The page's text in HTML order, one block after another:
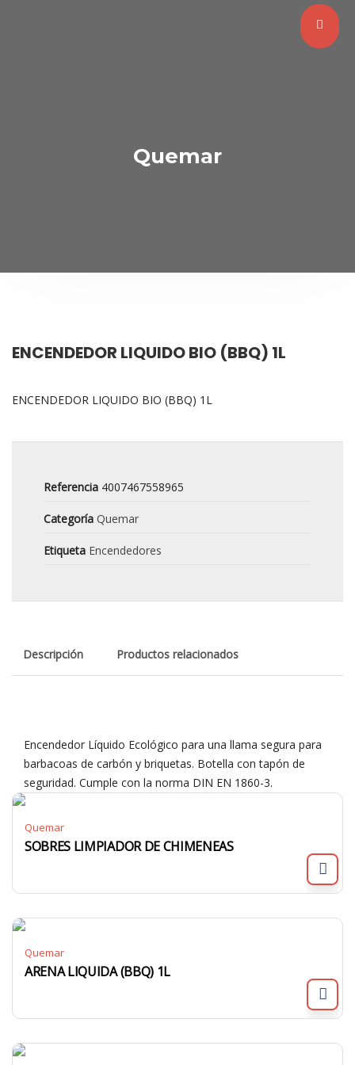
Quemar
ENCENDEDOR LIQUIDO BIO (BBQ) 1L
ENCENDEDOR LIQUIDO BIO (BBQ) 1L
Referencia 4007467558965
Categoría Quemar
Etiqueta Encendedores
Descripción Productos relacionados
Encendedor Líquido Ecológico para una llama segura para
barbacoas de carbón y briquetas. Botella con tapón de
seguridad. Cumple con la norma DIN EN 1860-3.
Quemar
SOBRES LIMPIADOR DE CHIMENEAS
Quemar
ARENA LIQUIDA (BBQ) 1L